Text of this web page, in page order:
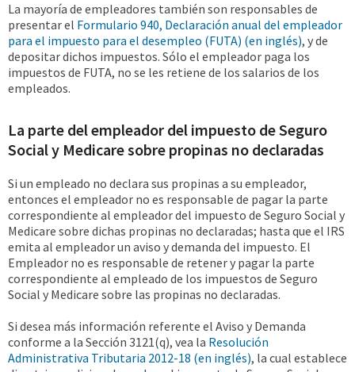
La mayoría de empleadores también son responsables de
presentar el Formulario 940, Declaración anual del empleador
para el impuesto para el desempleo (FUTA) (en inglés), y de
depositar dichos impuestos. Sólo el empleador paga los
impuestos de FUTA, no se les retiene de los salarios de los
empleados.
La parte del empleador del impuesto de Seguro
Social y Medicare sobre propinas no declaradas
Si un empleado no declara sus propinas a su empleador,
entonces el empleador no es responsable de pagar la parte
correspondiente al empleador del impuesto de Seguro Social y
Medicare sobre dichas propinas no declaradas; hasta que el IRS
emita al empleador un aviso y demanda del impuesto. El
Empleador no es responsable de retener y pagar la parte
correspondiente al empleado de los impuestos de Seguro
Social y Medicare sobre las propinas no declaradas.
Si desea más información referente el Aviso y Demanda
conforme a la Sección 3121(q), vea la Resolución
Administrativa Tributaria 2012-18 (en inglés), la cual establece